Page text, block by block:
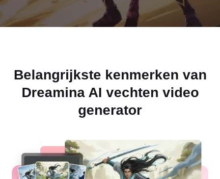
verhalen.
Belangrijkste kenmerken van
Dreamina AI vechten video
generator